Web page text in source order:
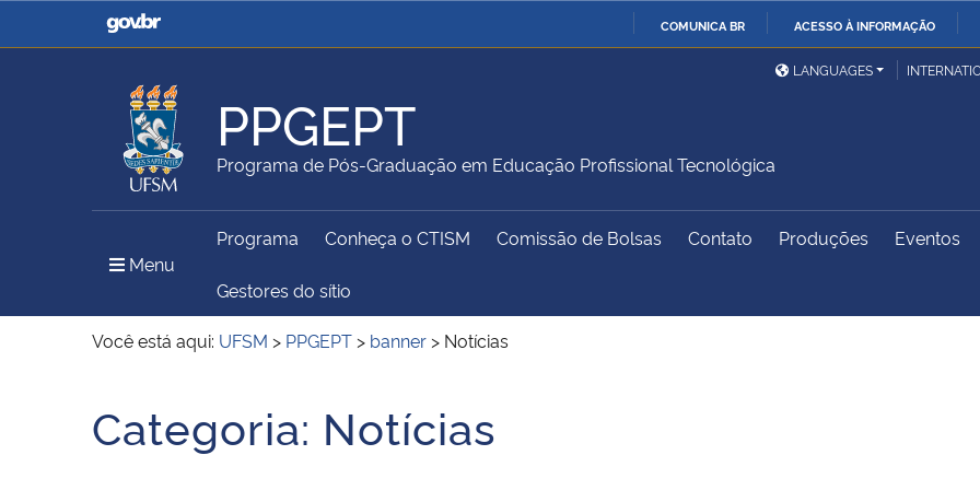
COMUNICA BR ACESSO À INFORMAÇÃO
Casa Civil
Ministério da Justiça e
Ministério da Defesa
Ministério das Relações
Exteriores
Ministério da Agricultura,
Pecuária e Abastecimento
Ministério da Educação
Ministério do Meio Ambiente Ministério do Turismo
Controladoria-Geral da
LANGUAGES
PPGEPT
Programa de Pós-Graduação em Educação Profissional Tecnológica
Menu
Programa Conheça o CTISM Comissão de Bolsas Contato Produções Eventos
Gestores do sítio
Você está aqui: UFSM > PPGEPT > banner > Notícias
Categoria: Notícias